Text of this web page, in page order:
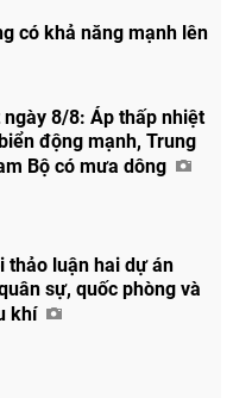
có khả năng mạnh lên
8/8: Áp thấp nhiệt
động mạnh, Trung
Bộ có mưa dông
thảo luận hai dự án
sự, quốc phòng và
khí